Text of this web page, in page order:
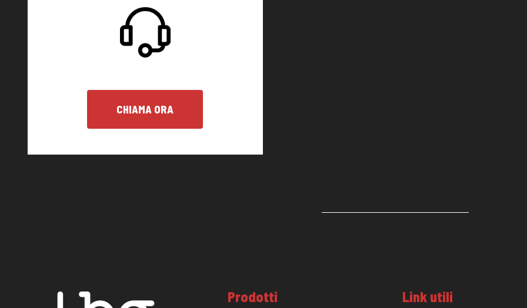
CHIAMA ORA
Prodotti Link utili